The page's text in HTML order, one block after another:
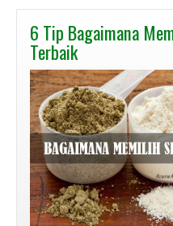
6 Tip Bagaimana
Terbaik